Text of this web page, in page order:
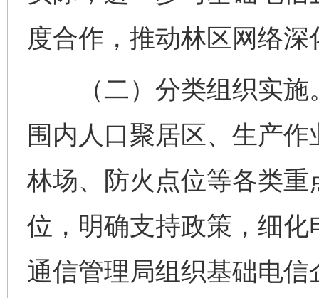
度合作，推动林区网络深
（二）分类组织实施
围内人口聚居区、生产
林场、防火点位等各类
位，明确支持政策，细
通信管理局组织基础电